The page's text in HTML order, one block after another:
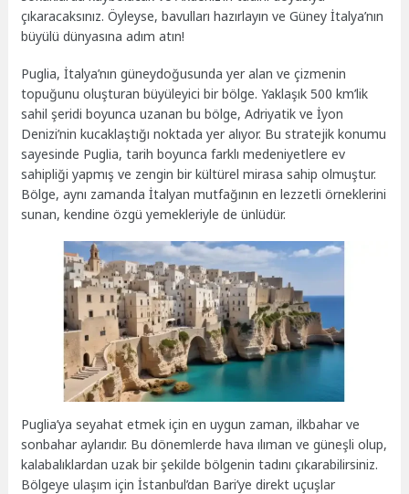
çıkaracaksınız. Öyleyse, bavulları hazırlayın ve Güney İtalya’nın
büyülü dünyasına adım atın!
Puglia, İtalya’nın güneydoğusunda yer alan ve çizmenin
topuğunu oluşturan büyüleyici bir bölge. Yaklaşık 500 km’lik
sahil şeridi boyunca uzanan bu bölge, Adriyatik ve İyon
Denizi’nin kucaklaştığı noktada yer alıyor. Bu stratejik konumu
sayesinde Puglia, tarih boyunca farklı medeniyetlere ev
sahipliği yapmış ve zengin bir kültürel mirasa sahip olmuştur.
Bölge, aynı zamanda İtalyan mutfağının en lezzetli örneklerini
sunan, kendine özgü yemekleriyle de ünlüdür.
Puglia’ya seyahat etmek için en uygun zaman, ilkbahar ve
sonbahar aylarıdır. Bu dönemlerde hava ılıman ve güneşli olup,
kalabalıklardan uzak bir şekilde bölgenin tadını çıkarabilirsiniz.
Bölgeye ulaşım için İstanbul’dan Bari’ye direkt uçuşlar